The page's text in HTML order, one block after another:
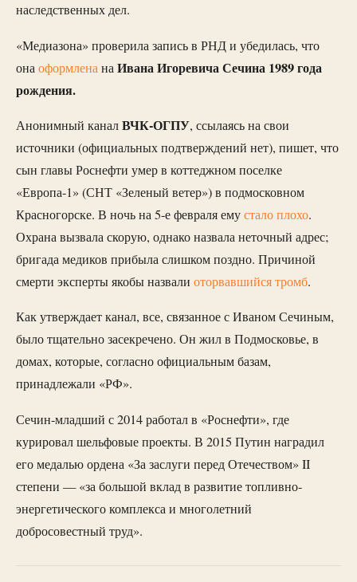
наследственных дел.
«Медиазона» проверила запись в РНД и убедилась, что
онаоформленанаИвана Игоревича Сечина 1989 года
рождения.
Анонимный каналВЧК-ОГПУ, ссылаясь на свои
источники (официальных подтверждений нет), пишет, что
сын главы Роснефти умер в коттеджном поселке
«Европа-1» (СНТ «Зеленый ветер») в подмосковном
Красногорске. В ночь на 5-е февраля емустало плохо.
Охрана вызвала скорую, однако назвала неточный адрес;
бригада медиков прибыла слишком поздно. Причиной
смерти эксперты якобы назвали оторвавшийся тромб.
Как утверждает канал, все, связанное с Иваном Сечиным,
было тщательно засекречено. Он жил в Подмосковье, в
домах, которые, согласно официальным базам,
принадлежали «РФ».
Сечин-младший с 2014 работал в «Роснефти», где
курировал шельфовые проекты. В 2015 Путин наградил
его медалью ордена «За заслуги перед Отечеством» II
степени — «за большой вклад в развитие топливно-
энергетического комплекса и многолетний
добросовестный труд».